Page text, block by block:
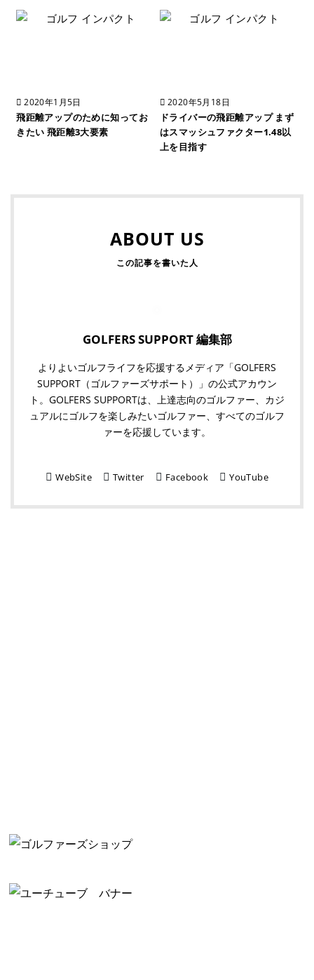
2020年1月5日
飛距離アップのために知ってお
きたい 飛距離3大要素
2020年5月18日
ドライバーの飛距離アップ まず
はスマッシュファクター1.48以
上を目指す
ABOUT US
GOLFERS SUPPORT 編集部
よりよいゴルフライフを応援するメディア「GOLFERS
SUPPORT（ゴルファーズサポート）」の公式アカウン
ト。GOLFERS SUPPORTは、上達志向のゴルファー、カジ
ュアルにゴルフを楽しみたいゴルファー、すべてのゴルフ
ァーを応援しています。
WebSite Twitter Facebook YouTube